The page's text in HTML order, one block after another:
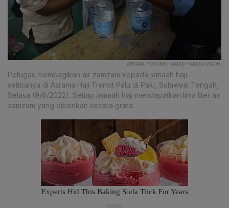
ANTARA FOTO/MOHAMAD HAMZAH/AWW.
Petugas membagikan air zamzam kepada jamaah haji
setibanya di Asrama Haji Transit Palu di Palu, Sulawesi Tengah,
Selasa (9/8/2022). Setiap jamaah haji mendapatkan lima liter air
zamzam yang diberikan secara gratis.